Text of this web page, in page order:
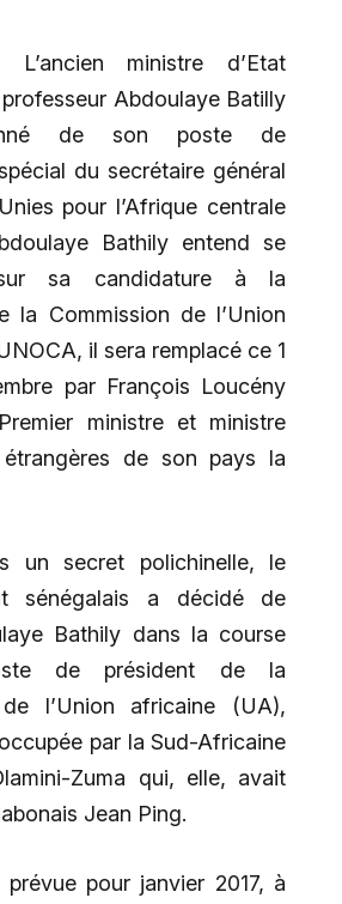
L’ancien ministre d’Etat
Abdoulaye Batilly
de son poste de
du secrétaire général
pour l’Afrique centrale
Bathily entend se
sa candidature à la
la Commission de l’Union
il sera remplacé ce 1
par François Loucény
ministre et ministre
de son pays la
un secret polichinelle, le
sénégalais a décidé de
Bathily dans la course
de président de la
l’Union africaine (UA),
par la Sud-Africaine
Zuma qui, elle, avait
Jean Ping.
prévue pour janvier 2017, à